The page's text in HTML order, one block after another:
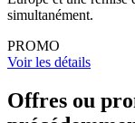
simultanément.
PROMO
Voir les détails
Offres ou